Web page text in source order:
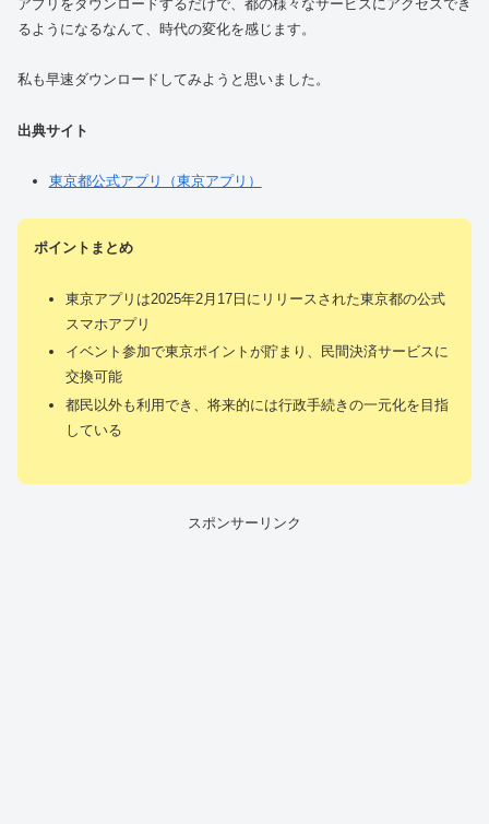
アプリをダウンロードするだけで、都の様々なサービスにアクセスでき
るようになるなんて、時代の変化を感じます。
私も早速ダウンロードしてみようと思いました。
出典サイト
東京都公式アプリ（東京アプリ）
ポイントまとめ
東京アプリは2025年2月17日にリリースされた東京都の公式
スマホアプリ
イベント参加で東京ポイントが貯まり、民間決済サービスに
交換可能
都民以外も利用でき、将来的には行政手続きの一元化を目指
している
スポンサーリンク